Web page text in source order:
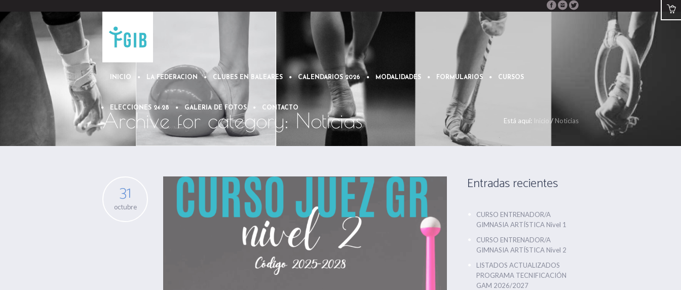
INICIO LA FEDERACION CLUBES EN BALEARES CALENDARIOS 2026 MODALIDADES FORMULARIOS CURSOS
ELECCIONES 24-28 GALERIA DE FOTOS CONTACTO
Archive for category: Noticias Está aquí: Inicio / Noticias
31
octubre
Entradas recientes
CURSO ENTRENADOR/A
GIMNASIA ARTÍSTICA Nivel 1
CURSO ENTRENADOR/A
GIMNASIA ARTÍSTICA Nivel 2
LISTADOS ACTUALIZADOS
PROGRAMA TECNIFICACIÓN
GAM 2026/2027